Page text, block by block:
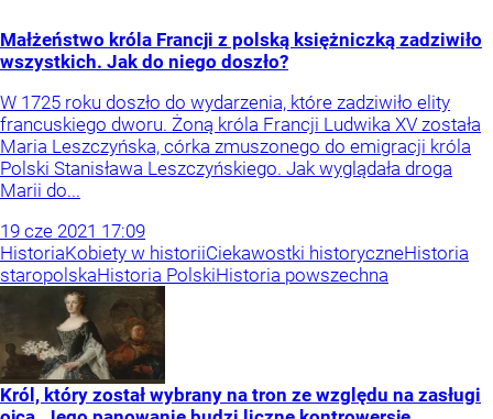
Małżeństwo króla Francji z polską księżniczką zadziwiło
wszystkich. Jak do niego doszło?
W 1725 roku doszło do wydarzenia, które zadziwiło elity
francuskiego dworu. Żoną króla Francji Ludwika XV została
Maria Leszczyńska, córka zmuszonego do emigracji króla
Polski Stanisława Leszczyńskiego. Jak wyglądała droga
Marii do...
19 cze 2021 17:09
HistoriaKobiety w historiiCiekawostki historyczneHistoria
staropolskaHistoria PolskiHistoria powszechna
Król, który został wybrany na tron ze względu na zasługi